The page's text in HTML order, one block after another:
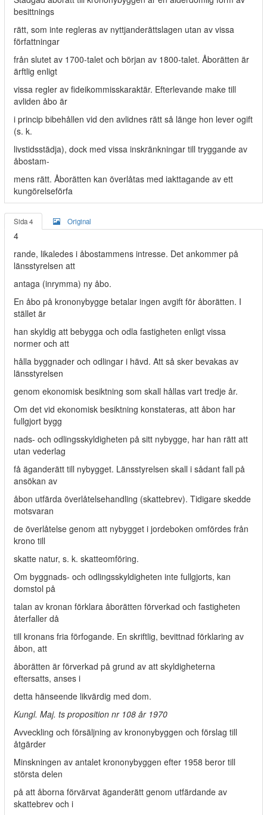
besittnings­
rätt, som inte regleras av nyttjanderättslagen utan av vissa
författningar
från slutet av 1700-talet och början av 1800-talet. Åborätten är
ärftlig enligt
vissa regler av fideikommisskaraktär. Efterlevande make till
avliden åbo är
i princip bibehållen vid den avlidnes rätt så länge hon lever ogift
(s. k.
livstidsstädja), dock med vissa inskränkningar till tryggande av
åbostam-
mens rätt. Åborätten kan överlåtas med iakttagande av ett
kungörelseförfa­
Sida 4 Original
4
rande, likaledes i åbostammens intresse. Det ankommer på
länsstyrelsen att
antaga (inrymma) ny åbo.
En åbo på krononybygge betalar ingen avgift för åborätten. I
stället är
han skyldig att bebygga och odla fastigheten enligt vissa
normer och att
hålla byggnader och odlingar i hävd. Att så sker bevakas av
länsstyrelsen
genom ekonomisk besiktning som skall hållas vart tredje år.
Om det vid ekonomisk besiktning konstateras, att åbon har
fullgjort bygg­
nads- och odlingsskyldigheten på sitt nybygge, har han rätt att
utan vederlag
få äganderätt till nybygget. Länsstyrelsen skall i sådant fall på
ansökan av
åbon utfärda överlåtelsehandling (skattebrev). Tidigare skedde
motsvaran­
de överlåtelse genom att nybygget i jordeboken omfördes från
krono till
skatte natur, s. k. skatteomföring.
Om byggnads- och odlingsskyldigheten inte fullgjorts, kan
domstol på
talan av kronan förklara åborätten förverkad och fastigheten
återfaller då
till kronans fria förfogande. En skriftlig, bevittnad förklaring av
åbon, att
åborätten är förverkad på grund av att skyldigheterna
eftersatts, anses i
detta hänseende likvärdig med dom.
Kungl. Maj. ts proposition nr 108 år 1970
Avveckling och försäljning av krononybyggen och förslag till
åtgärder
Minskningen av antalet krononybyggen efter 1958 beror till
största delen
på att åborna förvärvat äganderätt genom utfärdande av
skattebrev och i